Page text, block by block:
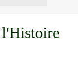
l'Histoire